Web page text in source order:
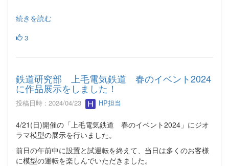
続きを読む
3
鉄道研究部 上毛電気鉄道 春のイベント2024
に作品展示をしました！
投稿日時 : 2024/04/23 HP担当
4/21(日)開催の「上毛電気鉄道 春のイベント2024」にジオ
ラマ模型の展示を行いました。
前日の午前中に設置と試運転を終えて、当日は多くのお客様
に模型の運転を楽しんでいただきました。